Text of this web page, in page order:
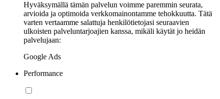
Hyväksymällä tämän palvelun voimme paremmin seurata,
arvioida ja optimoida verkkomainontamme tehokkuutta. Tätä
varten vertaamme salattuja henkilötietojasi seuraavien
ulkoisten palveluntarjoajien kanssa, mikäli käytät jo heidän
palvelujaan:
Google Ads
Performance